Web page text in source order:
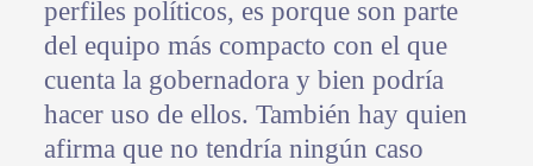
perfiles políticos, es porque son parte
del equipo más compacto con el que
cuenta la gobernadora y bien podría
hacer uso de ellos. También hay quien
afirma que no tendría ningún caso